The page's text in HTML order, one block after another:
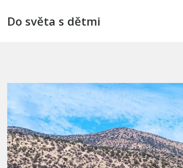
Do světa s dětmi